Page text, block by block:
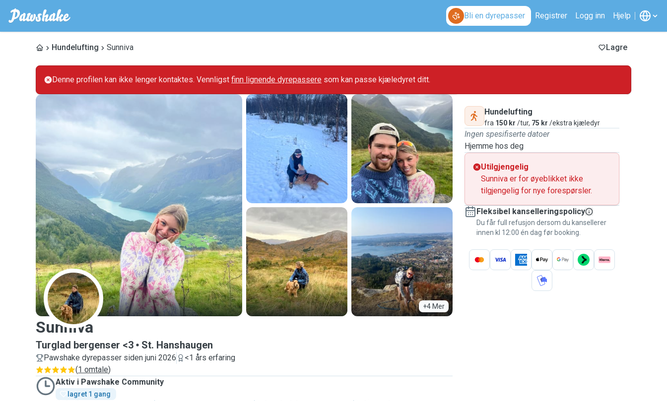
Bli en dyrepasser Registrer Logg inn Hjelp
Hundelufting Sunniva Lagre
Denne profilen kan ikke lenger kontaktes. Vennligst finn lignende dyrepassere som kan passe kjæledyret ditt.
+4 Mer
S
Sunniva
Turglad bergenser <3 St. Hanshaugen
Pawshake dyrepasser siden juni 2026
<1 års erfaring
(1 omtale)
Aktiv i Pawshake Community
lagret 1 gang
Hundelufting
fra 150 kr /tur, 75 kr /ekstra kjæledyr
Ingen spesifiserte datoer
Hjemme hos deg
Utilgjengelig
Sunniva er for øyeblikket ikke
tilgjengelig for nye forespørsler.
Fleksibel kanselleringspolicy
Du får full refusjon dersom du kansellerer
innen kl 12:00 én dag før booking.